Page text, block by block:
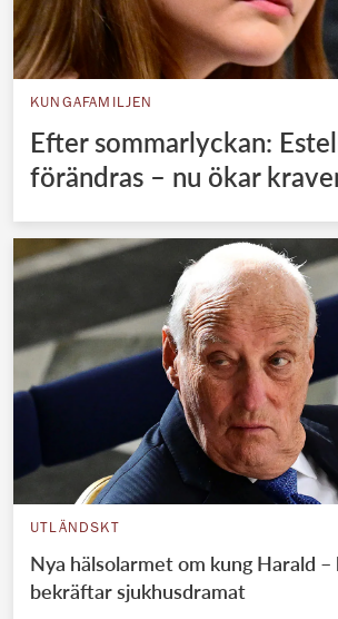
KUNGAFAMILJEN
Efter sommarlyckan:
förändras – nu ökar
UTLÄNDSKT
Nya hälsolarmet om kung Harald
bekräftar sjukhusdramat